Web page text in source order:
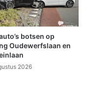
botsen op
Oudewerfslaan en
2026